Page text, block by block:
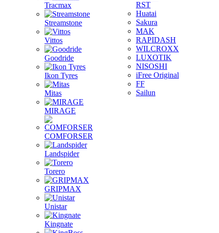
Tracmax
Streamstone
Vittos
Goodride
Ikon Tyres
Mitas
MIRAGE
COMFORSER
Landspider
Torero
GRIPMAX
Unistar
Kingnate
RST
Huatai
Sakura
MAK
RAPIDASH
WILCROXX
LUXOTIK
NISOSHI
iFree Original
FF
Sailun